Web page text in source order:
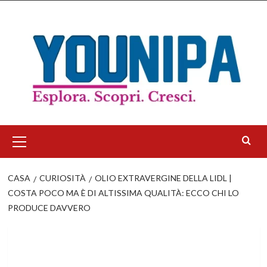
contenuto
principale
CASA CURIOSITÀ
OLIO EXTRAVERGINE DELLA LIDL |
COSTA POCO MA È DI ALTISSIMA QUALITÀ: ECCO CHI LO
PRODUCE DAVVERO